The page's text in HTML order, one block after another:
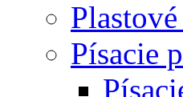
Písacie